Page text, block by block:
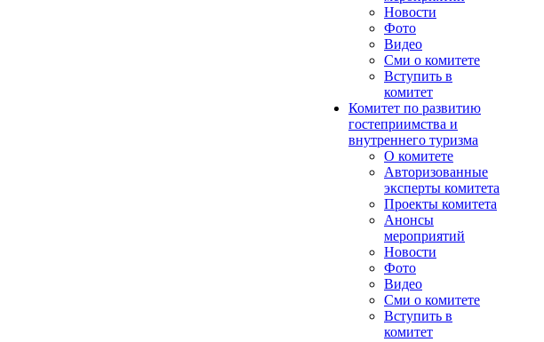
Новости
Фото
Видео
Сми о комитете
Вступить в
комитет
Комитет по развитию
гостеприимства и
внутреннего туризма
О комитете
Авторизованные
эксперты комитета
Проекты комитета
Анонсы
мероприятий
Новости
Фото
Видео
Сми о комитете
Вступить в
комитет